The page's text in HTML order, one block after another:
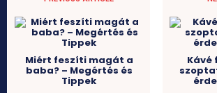
Miért feszíti magát a
baba? – Megértés és
Tippek
Kávé